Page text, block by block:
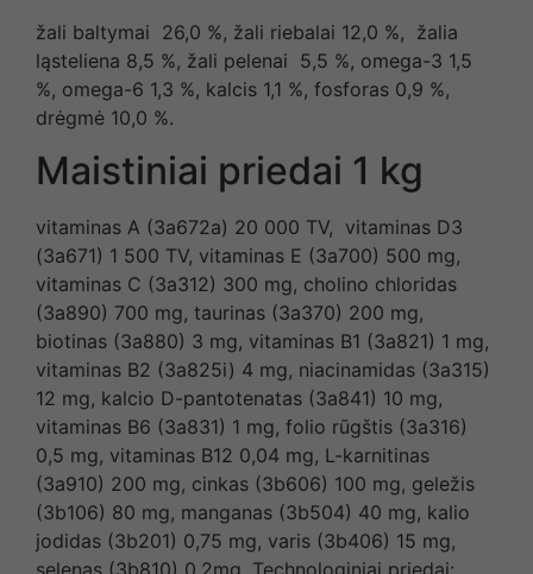
žali baltymai 26,0 %, žali riebalai 12,0 %, žalia
ląsteliena 8,5 %, žali pelenai 5,5 %, omega-3 1,5
%, omega-6 1,3 %, kalcis 1,1 %, fosforas 0,9 %,
drėgmė 10,0 %.
Maistiniai priedai 1 kg
vitaminas A (3a672a) 20 000 TV, vitaminas D3
(3a671) 1 500 TV, vitaminas E (3a700) 500 mg,
vitaminas C (3a312) 300 mg, cholino chloridas
(3a890) 700 mg, taurinas (3a370) 200 mg,
biotinas (3a880) 3 mg, vitaminas B1 (3a821) 1 mg,
vitaminas B2 (3a825i) 4 mg, niacinamidas (3a315)
12 mg, kalcio D-pantotenatas (3a841) 10 mg,
vitaminas B6 (3a831) 1 mg, folio rūgštis (3a316)
0,5 mg, vitaminas B12 0,04 mg, L-karnitinas
(3a910) 200 mg, cinkas (3b606) 100 mg, geležis
(3b106) 80 mg, manganas (3b504) 40 mg, kalio
jodidas (3b201) 0,75 mg, varis (3b406) 15 mg,